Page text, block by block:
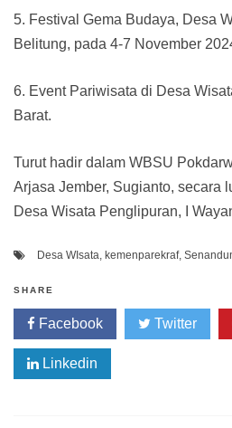
5. Festival Gema Budaya, Desa
Belitung, pada 4-7 November
6. Event Pariwisata di Desa
Barat.
Turut hadir dalam WBSU
Arjasa Jember, Sugianto, secara
Desa Wisata Penglipuran, I
Desa WIsata kemenparekraf,
SHARE
Facebook Twitter
Linkedin